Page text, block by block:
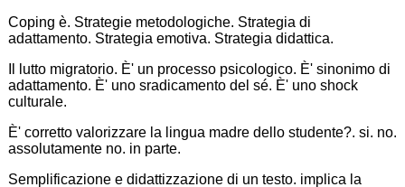
Coping è. Strategie metodologiche. Strategia di
adattamento. Strategia emotiva. Strategia didattica.
Il lutto migratorio. È' un processo psicologico. È' sinonimo di
adattamento. È' uno sradicamento del sé. È' uno shock
culturale.
È' corretto valorizzare la lingua madre dello studente?. si. no.
assolutamente no. in parte.
Semplificazione e didattizzazione di un testo. implica la